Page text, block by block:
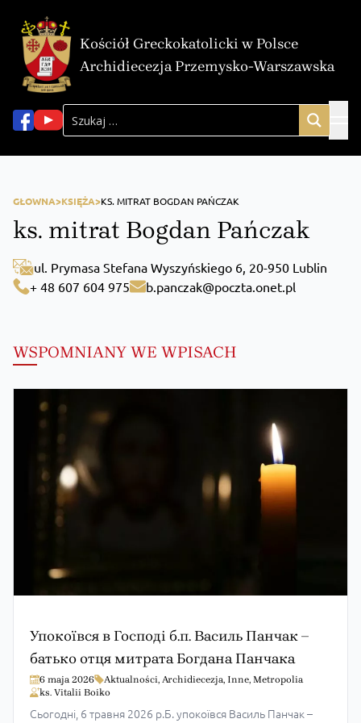
Kościół Greckokatolicki w Polsce
Archidiecezja Przemysko-Warszawska
GŁOWNA>KSIĘŻA>KS. MITRAT BOGDAN PAŃCZAK
ks. mitrat Bogdan Pańczak
ul. Prymasa Stefana Wyszyńskiego 6, 20-950 Lublin
+ 48 607 604 975
b.panczak@poczta.onet.pl
WSPOMNIANY WE WPISACH
б.п. Василь Панчак –
Богдана Панчака
,Archidiecezja,Inne,Metropolia
2026 р.Б. упокоївся Василь Панчак –
В Холмі
блаженних
27 stycznia 2026
23 січня 2026 року